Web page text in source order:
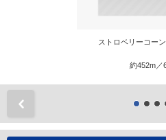
ストロベリーコー
約452m／